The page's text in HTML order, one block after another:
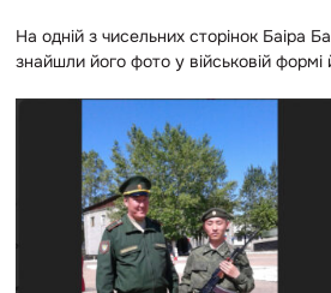
На одній з чисельних сторінок Баіра
знайшли його фото у військовій формі